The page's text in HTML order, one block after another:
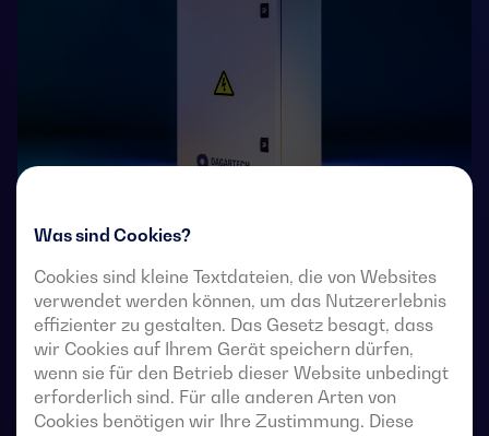
Was sind Cookies?
Cookies sind kleine Textdateien, die von Websites
verwendet werden können, um das Nutzererlebnis
effizienter zu gestalten. Das Gesetz besagt, dass
wir Cookies auf Ihrem Gerät speichern dürfen,
wenn sie für den Betrieb dieser Website unbedingt
erforderlich sind. Für alle anderen Arten von
Cookies benötigen wir Ihre Zustimmung. Diese
Unterbrechung. Sie ermöglichen die Lastumschaltung
von zwei Drehstromquellen über potentialfreie
Fernkontakte von einer externen automatischen
Steuerung mit Impulslogik oder einem Schalter.
Sie sind für den Einsatz in Niederspannungs-